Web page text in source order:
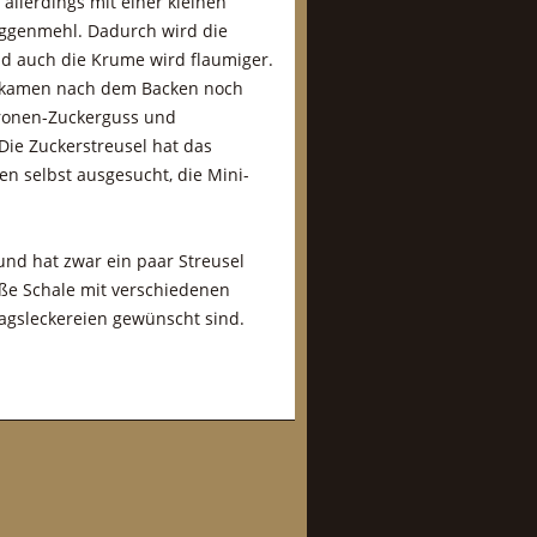
Dadurch wird die
auch die Krume wird flaumiger.
nach dem Backen noch
Zuckerguss und
Zuckerstreusel hat das
selbst ausgesucht, die Mini-
hat zwar ein paar Streusel
Schale mit verschiedenen
gewünscht sind.